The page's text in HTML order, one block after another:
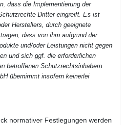
dass die Implementierung der
Dritter eingreift. Es ist
Herstellers, durch geeignete
dass von ihm aufgrund der
und/oder Leistungen nicht gegen
und sich ggf. die erforderlichen
betroffenen Schutzrechtsinhabern
übernimmt insofern keinerlei
normativer Festlegungen werden